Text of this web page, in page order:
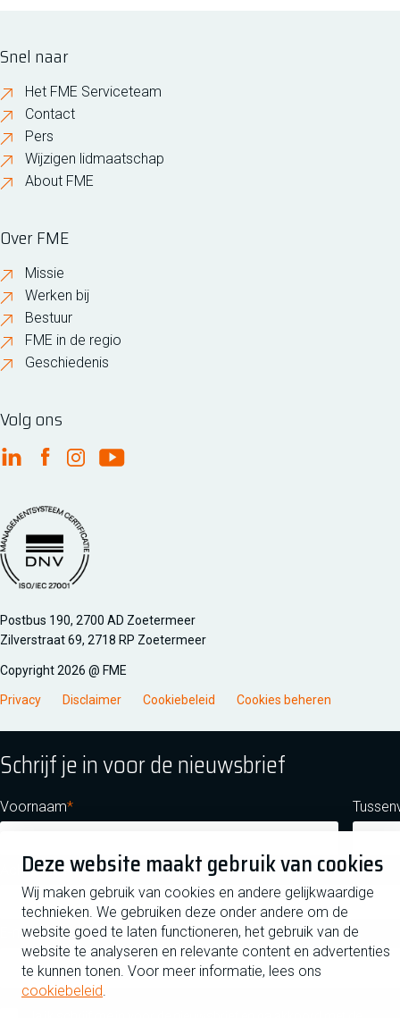
Deze website maakt gebruik van cookies
Wij maken gebruik van cookies en andere gelijkwaardige
technieken. We gebruiken deze onder andere om de
website goed te laten functioneren, het gebruik van de
website te analyseren en relevante content en advertenties
te kunnen tonen. Voor meer informatie, lees ons
cookiebeleid.
Snel naar
Het FME Serviceteam
Contact
Pers
Wijzigen lidmaatschap
About FME
Over FME
Missie
Werken bij
Bestuur
FME in de regio
Geschiedenis
Volg ons
FME Linkedin
FME Facebook
FME Instagram
FME Youtube
Managementsyteem certificatie DNV iso/iec 27001
Postbus 190, 2700 AD Zoetermeer
Zilverstraat 69, 2718 RP Zoetermeer
Copyright 2026 @ FME
Privacy Disclaimer Cookiebeleid Cookies beheren
Schrijf je in voor de nieuwsbrief
Voornaam
Achternaam
E-mailadres